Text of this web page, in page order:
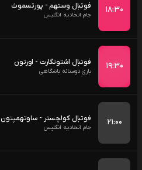
۱۸:۳۰ فوتبال وستهم - پورتسموث
جام اتحادیه انگلیس
۱۹:۳۰ فوتبال اشتوتگارت - اورتون
بازی دوستانه باشگاهی
۲۱:۰۰ فوتبال کولچستر - ساوتهمپتون
جام اتحادیه انگلیس